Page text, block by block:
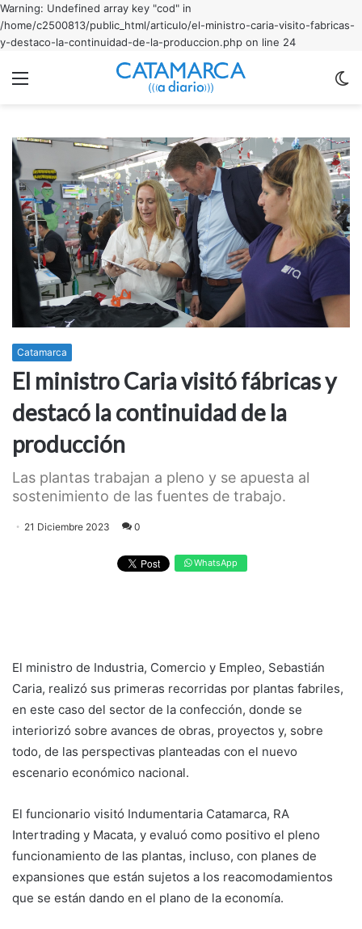
Warning: Undefined array key "cod" in
/home/c2500813/public_html/articulo/el-ministro-caria-visito-fabricas-
y-destaco-la-continuidad-de-la-produccion.php on line 24
Catamarca
El ministro Caria visitó fábricas y
destacó la continuidad de la
producción
Las plantas trabajan a pleno y se apuesta al
sostenimiento de las fuentes de trabajo.
21 Diciembre 2023 0
WhatsApp
El ministro de Industria, Comercio y Empleo, Sebastián
Caria, realizó sus primeras recorridas por plantas fabriles,
en este caso del sector de la confección, donde se
interiorizó sobre avances de obras, proyectos y, sobre
todo, de las perspectivas planteadas con el nuevo
escenario económico nacional.
El funcionario visitó Indumentaria Catamarca, RA
Intertrading y Macata, y evaluó como positivo el pleno
funcionamiento de las plantas, incluso, con planes de
expansiones que están sujetos a los reacomodamientos
que se están dando en el plano de la economía.